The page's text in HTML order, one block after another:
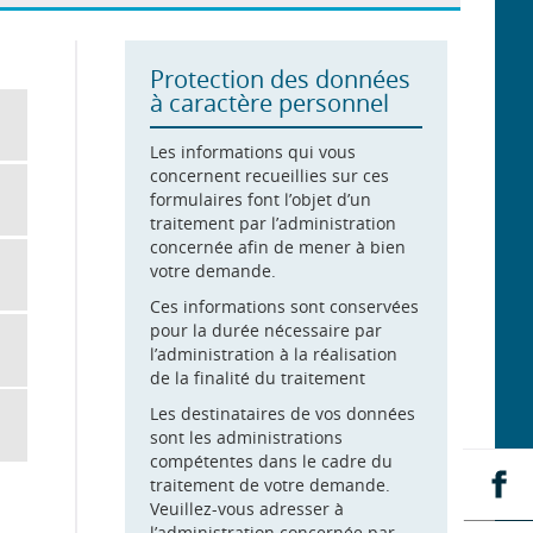
Protection des données
à caractère personnel
Les informations qui vous
concernent recueillies sur ces
formulaires font l’objet d’un
traitement par l’administration
concernée afin de mener à bien
votre demande.
Ces informations sont conservées
pour la durée nécessaire par
l’administration à la réalisation
de la finalité du traitement
Les destinataires de vos données
sont les administrations
compétentes dans le cadre du
traitement de votre demande.
Veuillez-vous adresser à